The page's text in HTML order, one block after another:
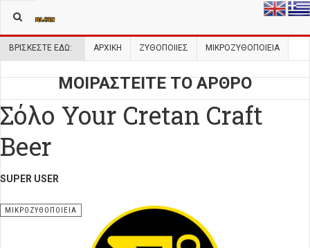
ΒΡΊΣΚΕΣΤΕ ΕΔΏ: ΑΡΧΙΚΉ ΖΥΘΟΠΟΙΙΕΣ ΜΙΚΡΟΖΥΘΟΠΟΙΕΙΑ
ΜΟΙΡΑΣΤΕΙΤΕ ΤΟ ΑΡΘΡΟ
Σόλο Your Cretan Craft
Beer
SUPER USER
ΜΙΚΡΟΖΥΘΟΠΟΙΕΊΑ